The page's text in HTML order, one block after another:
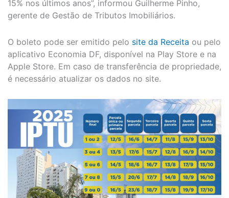
15% nos últimos anos”, informou Guilherme Pinho,
gerente de Gestão de Tributos Imobiliários.
O boleto pode ser emitido pelo site da Receita ou pelo
aplicativo Economia DF, disponível na Play Store e na
Apple Store. Em caso de transferência de propriedade,
é necessário atualizar os dados no site.